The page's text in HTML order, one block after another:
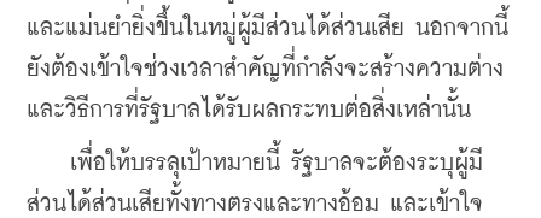
และแม่นยำยิ่งขึ้นในหมู่ผู้มีส่วนได้ส่วนเสีย นอกจากนี้
ยังต้องเข้าใจช่วงเวลาสำคัญที่กำลังจะสร้างความต่าง
และวิธีการที่รัฐบาลได้รับผลกระทบต่อสิ่งเหล่านั้น
เพื่อให้บรรลุเป้าหมายนี้ รัฐบาลจะต้องระบุผู้มี
ส่วนได้ส่วนเสียทั้งทางตรงและทางอ้อม และเข้าใจ